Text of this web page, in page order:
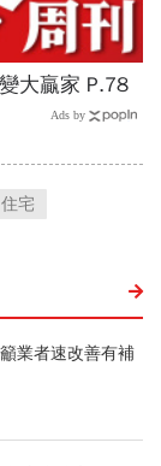
住宅
業者速改善有補